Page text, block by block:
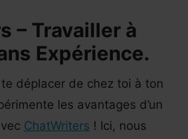
– Travailler à
Expérience.
déplacer de chez toi à ton
les avantages d’un
ChatWriters ! Ici, nous